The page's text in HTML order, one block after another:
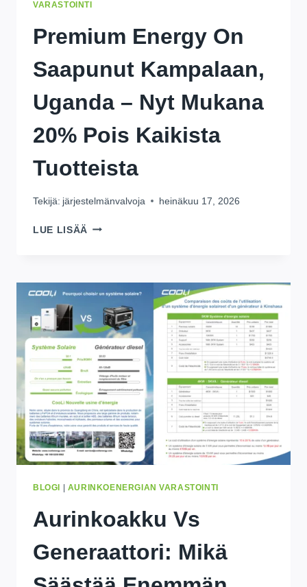
VARASTOINTI
Premium Energy On
Saapunut Kampalaan,
Uganda – Nyt Mukana
20% Pois Kaikista
Tuotteista
Tekijä: järjestelmänvalvoja heinäkuu 17, 2026
LUE LISÄÄ PREMIUM
KAMPALAAN,
UGANDA
–
NYT
MUKANA
20%
POIS
KAIKISTA
TUOTTEISTA
BLOGI AURINKOENERGIAN VARASTOINTI
Aurinkoakku Vs
Generaattori: Mikä